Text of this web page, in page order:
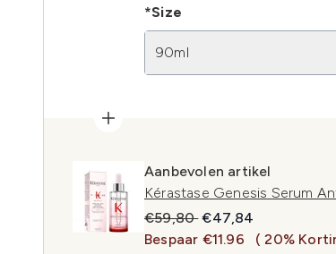
*Size
90ml
Aanbevolen artikel
Kérastase Genesis Serum
Recommended Retail Price:
€59,80Huidige prijs:
€47,84
Bespaar €11.96
( 20%